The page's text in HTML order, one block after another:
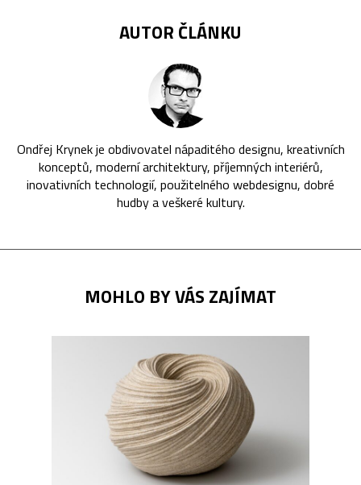
AUTOR ČLÁNKU
Ondřej Krynek je obdivovatel nápaditého designu, kreativních
konceptů, moderní architektury, příjemných interiérů,
inovativních technologií, použitelného webdesignu, dobré
hudby a veškeré kultury.
MOHLO BY VÁS ZAJÍMAT